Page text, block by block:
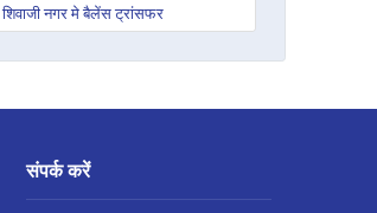
शिवाजी नगर मे बैलेंस ट्रांसफर
वर्धा मे बैलेंस ट्रांसफर
संपर्क करें